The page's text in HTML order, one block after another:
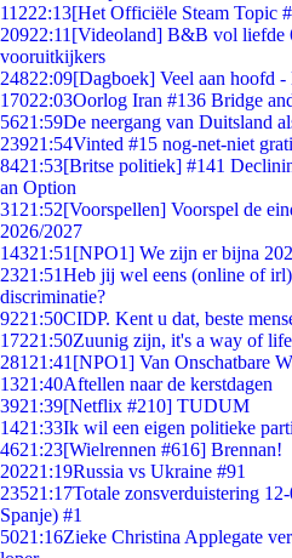
11222:13[Het Officiële Steam Topic
20922:11 [Videoland] B&B vol liefde
vooruitkijkers
24822:09[Dagboek] Veel aan hoofd -
17022:03Oorlog Iran #136 Bridge
5621:59De neergang van Duitsland
23921:54Vinted #15 nog-net-niet
8421:53[Britse politiek] #141
an Option
31 21:52[Voorspellen] Voorspel de
2026/2027
14321:51 [NPO1] We zijn er bijna
2321:51Heb jij wel eens (online of
discriminatie?
9221:50CIDP. Kent u dat, beste
17221:50Zuunig zijn, it's a way of
281 21:41 [NPO1] Van Onschatbare
1321:40Aftellen naar de kerstdagen
3921:39[Netflix #210] TUDUM
1421:33Ik wil een eigen politieke
4621:23[Wielrennen #616] Brennan!
20221:19Russia vs Ukraine #91
23521:17Totale zonsverduistering
Spanje) #1
5021:16Zieke Christina Applegate